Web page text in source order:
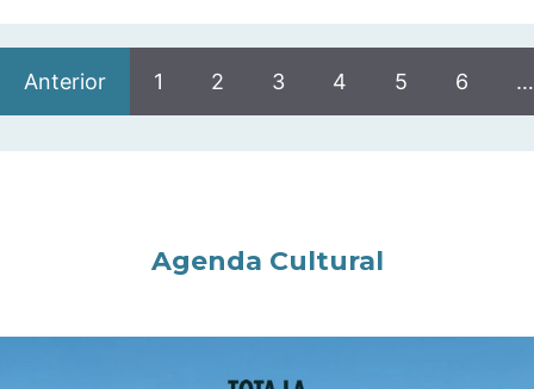
Anterior 1 2 3 4 5 6 …
Agenda Cultural